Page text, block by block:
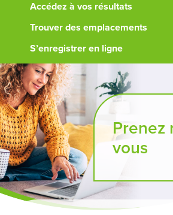
Accédez à vos résultats
Trouver des emplacements
S’enregistrer en ligne
Prenez
vous